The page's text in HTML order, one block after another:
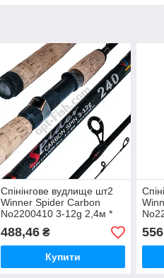
Спінінгове вудлище шт2
Winner Spider Carbon
No2200410 3-12g 2,4м *
488,46₴
Купити